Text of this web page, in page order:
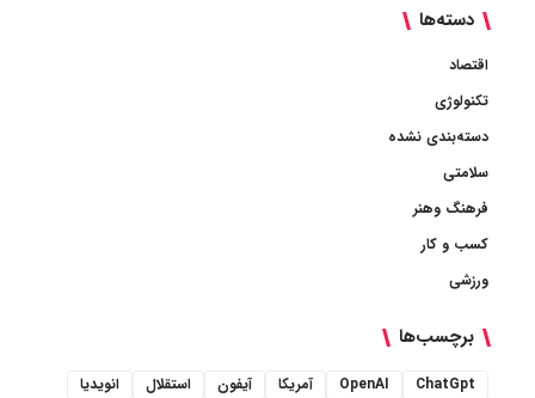
دسته‌ها
اقتصاد
تکنولوژی
دسته‌بندی نشده
سلامتی
فرهنگ وهنر
کسب و کار
ورزشی
برچسب‌ها
ChatGpt
OpenAI آمریکا آیفون استقلال
انویدیا